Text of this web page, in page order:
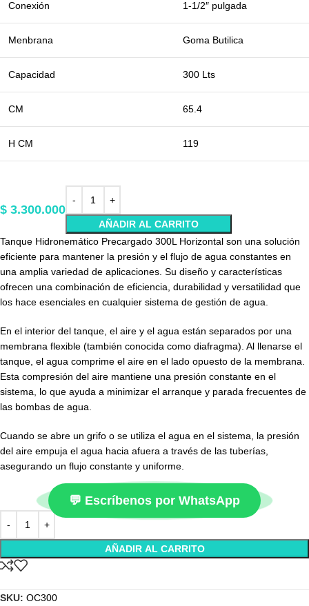
Conexión 1-1/2″ pulgada
Menbrana Goma Butilica
Capacidad 300 Lts
CM 65.4
H CM 119
$ 3.300.000
AÑADIR AL CARRITO
Tanque Hidronemático Precargado 300L Horizontal son una solución
eficiente para mantener la presión y el flujo de agua constantes en
una amplia variedad de aplicaciones. Su diseño y características
ofrecen una combinación de eficiencia, durabilidad y versatilidad que
los hace esenciales en cualquier sistema de gestión de agua.
En el interior del tanque, el aire y el agua están separados por una
membrana flexible (también conocida como diafragma). Al llenarse el
tanque, el agua comprime el aire en el lado opuesto de la membrana.
Esta compresión del aire mantiene una presión constante en el
sistema, lo que ayuda a minimizar el arranque y parada frecuentes de
las bombas de agua.
Cuando se abre un grifo o se utiliza el agua en el sistema, la presión
del aire empuja el agua hacia afuera a través de las tuberías,
asegurando un flujo constante y uniforme.
💬 Escríbenos por WhatsApp
AÑADIR AL CARRITO
SKU: OC300